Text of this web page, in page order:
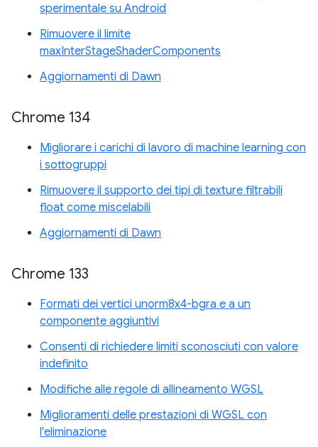
sperimentale su Android
Rimuovere il limite
maxInterStageShaderComponents
Aggiornamenti di Dawn
Chrome 134
Migliorare i carichi di lavoro di machine learning con
i sottogruppi
Rimuovere il supporto dei tipi di texture filtrabili
float come miscelabili
Aggiornamenti di Dawn
Chrome 133
Formati dei vertici unorm8x4-bgra e a un
componente aggiuntivi
Consenti di richiedere limiti sconosciuti con valore
indefinito
Modifiche alle regole di allineamento WGSL
Miglioramenti delle prestazioni di WGSL con
l'eliminazione